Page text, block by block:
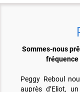
Sommes-nous
fréquence
Peggy Reboul
auprès d’Eliot,